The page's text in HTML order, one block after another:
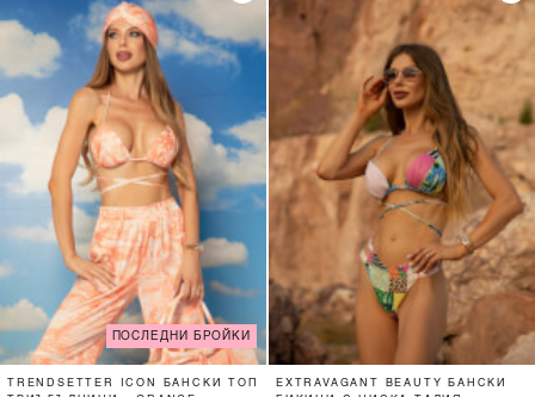
ПОСЛЕДНИ БРОЙКИ
TRENDSETTER ICON БАНСКИ ТОП
EXTRAVAGANT BEAUTY БАНСКИ